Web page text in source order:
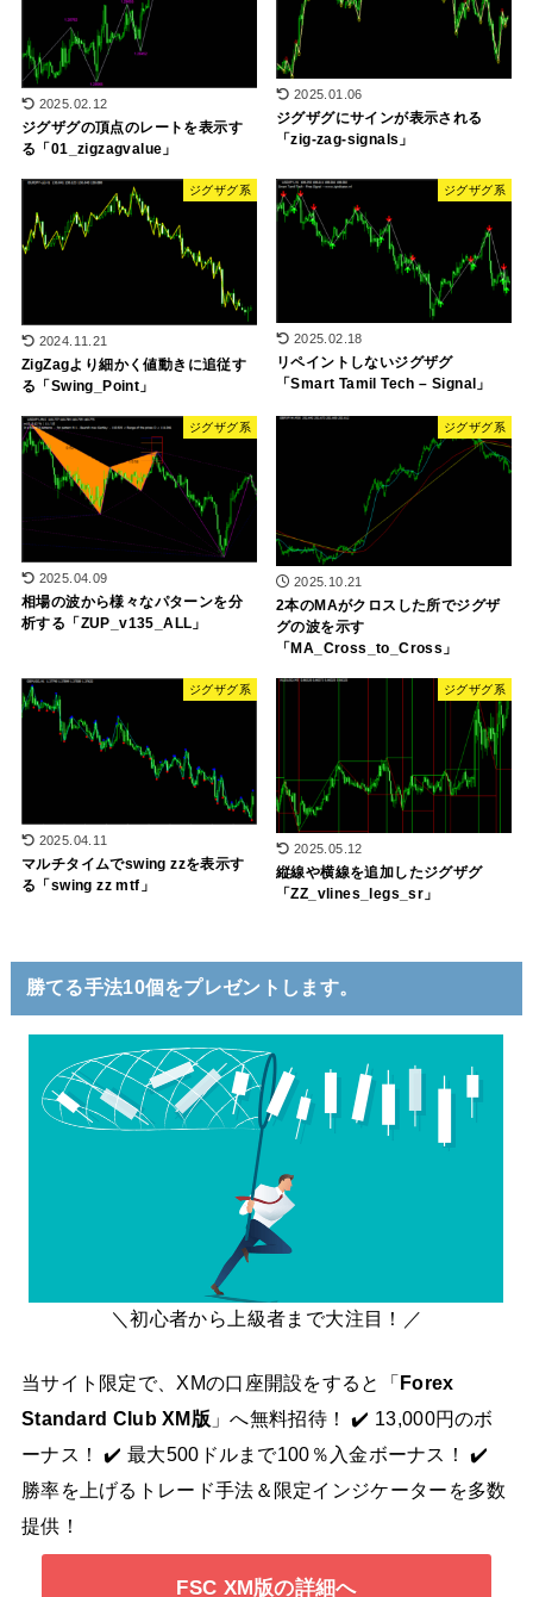
2025.02.12
ジグザグの頂点のレートを表示す
る「01_zigzagvalue」
2025.01.06
ジグザグにサインが表示される
「zig-zag-signals」
ジグザグ系
2024.11.21
ZigZagより細かく値動きに追従す
る「Swing_Point」
ジグザグ系
2025.02.18
リペイントしないジグザグ
「Smart Tamil Tech – Signal」
ジグザグ系
2025.04.09
相場の波から様々なパターンを分
析する「ZUP_v135_ALL」
ジグザグ系
2025.10.21
2本のMAがクロスした所でジグザ
グの波を示す
「MA_Cross_to_Cross」
ジグザグ系
2025.04.11
マルチタイムでswing zzを表示す
る「swing zz mtf」
ジグザグ系
2025.05.12
縦線や横線を追加したジグザグ
「ZZ_vlines_legs_sr」
勝てる手法10個をプレゼントします。
＼初心者から上級者まで大注目！／
当サイト限定で、XMの口座開設をすると「 Forex
Standard Club XM版 」へ無料招待！ ✔️ 13,000円のボ
ーナス！ ✔️ 最大500ドルまで100％入金ボーナス！ ✔️
勝率を上げるトレード手法＆限定インジケーターを多数
提供！
FSC XM版の詳細へ